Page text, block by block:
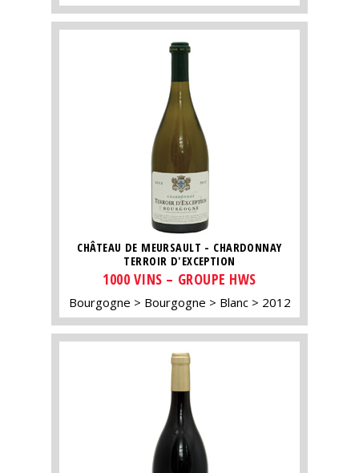
CHÂTEAU DE MEURSAULT - CHARDONNAY
TERROIR D'EXCEPTION
1000 VINS – GROUPE HWS
Bourgogne Bourgogne Blanc 2012